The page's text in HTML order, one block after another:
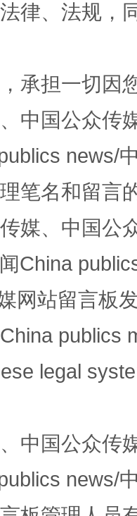
藏房 除
律、法规，
承担一切因
中国公众传
news/
笔名和留言
媒、中国公
China
网站留言板
publics
legal
中国公众传
news/